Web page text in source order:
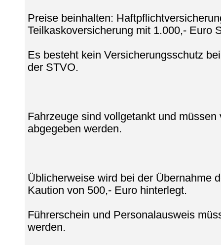
Preise beinhalten:
Teilkaskoversicherung mit 1.000,- Euro
Es besteht kein Versicherungsschutz
der STVO.
Fahrzeuge sind vollgetankt und müssen
abgegeben werden.
Üblicherweise wird bei der Übernahme
Kaution von 500,- Euro hinterlegt.
Führerschein und Personalausweis
werden.